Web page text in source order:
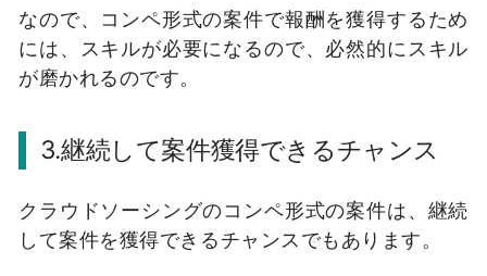
なので、コンペ形式の案件で報酬を獲得するため
には、スキルが必要になるので、必然的にスキル
が磨かれるのです。
3.継続して案件獲得できるチャンス
クラウドソーシングのコンペ形式の案件は、継続
して案件を獲得できるチャンスでもあります。